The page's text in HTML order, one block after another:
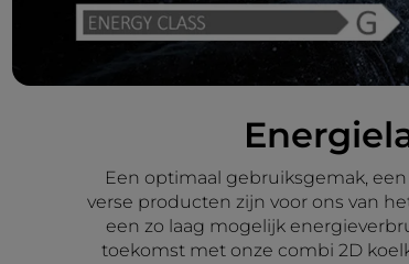
Een optimaal gebruiksgemak,
verse producten zijn voor ons van
een zo laag mogelijk
toekomst met onze combi 2D